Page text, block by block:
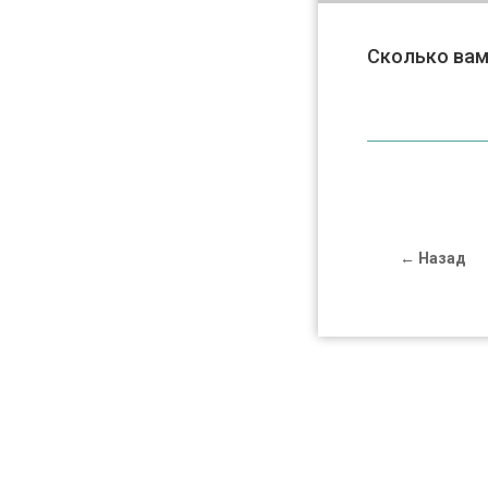
Сколько
← Назад